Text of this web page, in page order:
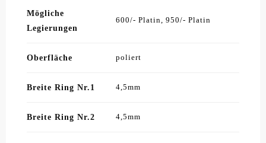
Mögliche
Legierungen
600/- Platin, 950/- Platin
Oberfläche poliert
Breite Ring Nr.1 4,5mm
Breite Ring Nr.2 4,5mm